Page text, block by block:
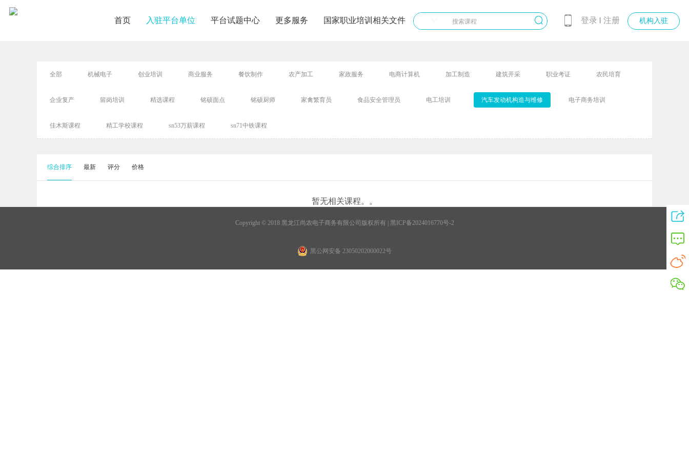
首页 入驻平台单位 平台试题中心 更多服务 国家职业培训相关文件 登录 注册 机构入驻
全部 机械电子 创业培训 商业服务 餐饮制作 农产加工 家政服务 电商计算机 加工制造 建筑开采 职业考证 农民培育
企业复产 留岗培训 精选课程 铭硕面点 铭硕厨师 家禽繁育员 食品安全管理员 电工培训 汽车发动机构造与维修 电子商务培训
佳木斯课程 精工学校课程 sn53万薪课程 sn71中铁课程
综合排序 最新 评分 价格
暂无相关课程。。
Copyright © 2018 黑龙江尚农电子商务有限公司版权所有 | 黑ICP备2024016770号-2
黑公网安备 23050202000022号